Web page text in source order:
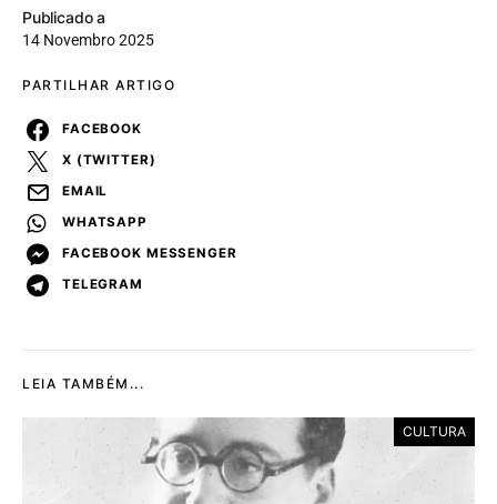
Publicado a
14 Novembro 2025
PARTILHAR ARTIGO
FACEBOOK
X (TWITTER)
EMAIL
WHATSAPP
FACEBOOK MESSENGER
TELEGRAM
LEIA TAMBÉM...
CULTURA